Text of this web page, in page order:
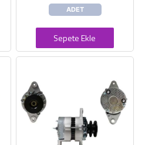
ADET
Sepete Ekle